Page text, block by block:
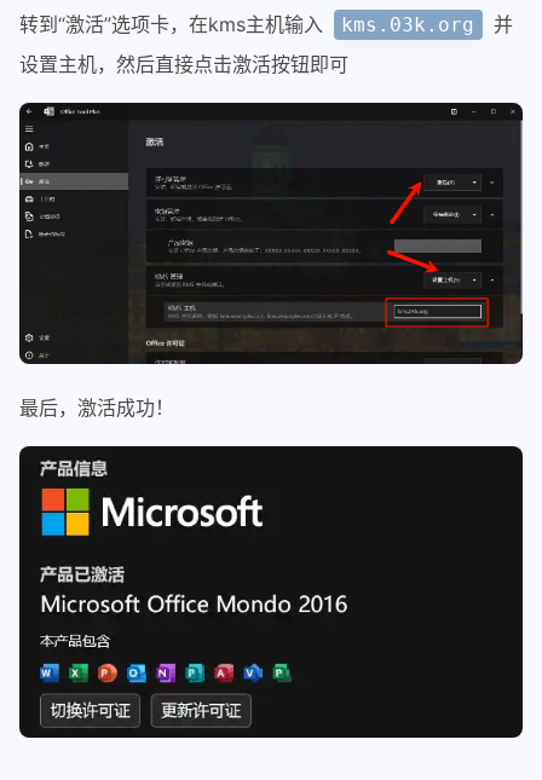
转到“激活”选项卡，在kms主机输入 kms.03k.org
并
设置主机，然后直接点击激活按钮即可
最后，激活成功！